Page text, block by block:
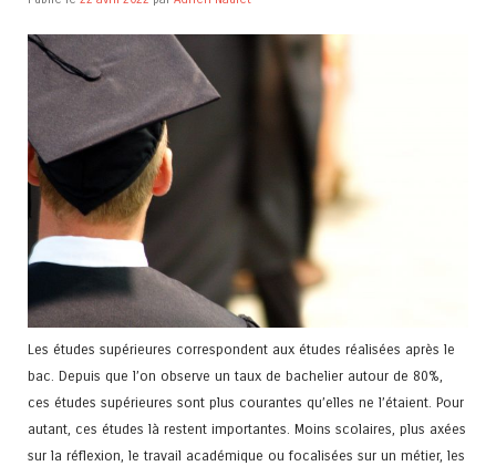
Les études supérieures correspondent aux études réalisées après le
bac. Depuis que l’on observe un taux de bachelier autour de 80%,
ces études supérieures sont plus courantes qu’elles ne l’étaient. Pour
autant, ces études là restent importantes. Moins scolaires, plus axées
sur la réflexion, le travail académique ou focalisées sur un métier, les